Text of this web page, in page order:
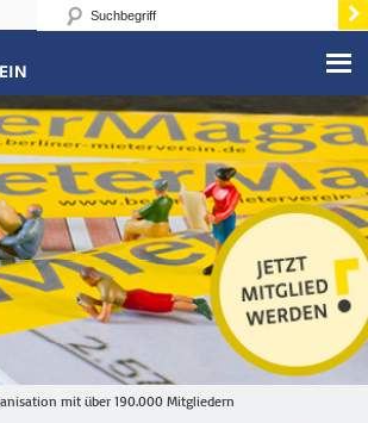
mit über 190.000 Mitgliedern